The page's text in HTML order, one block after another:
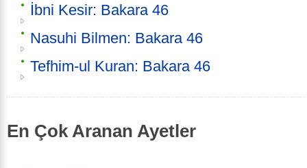
İbni Kesir: Bakara 46
Nasuhi Bilmen: Bakara 46
Tefhim-ul Kuran: Bakara 46
En Çok Aranan Ayetler